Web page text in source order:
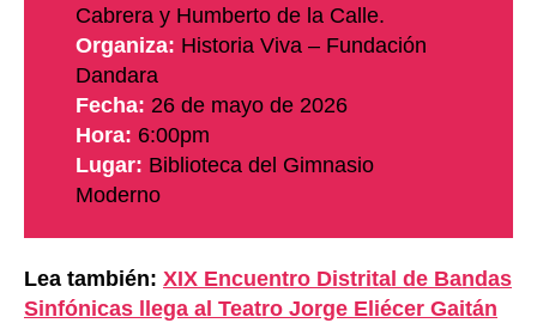
Cabrera y Humberto de la Calle.
Organiza: Historia Viva – Fundación
Dandara
Fecha: 26 de mayo de 2026
Hora: 6:00pm
Lugar: Biblioteca del Gimnasio
Moderno
Lea también: XIX Encuentro Distrital de Bandas
Sinfónicas llega al Teatro Jorge Eliécer Gaitán